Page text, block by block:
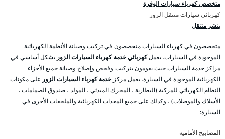
متخصص كهرباء سيارات الوفرة
كهربائي سيارات متنقل الزور
بنشر متنقل
متخصصون في كهرباء السيارات متخصصون في تركيب وصيانة الأنظمة الكهربائية
الموجودة في السيارات. يعملكهربائي خدمة كهرباء السيارات الزور بشكل أساسي في
مراكز خدمة السيارات حيث يقومون بتركيب وفحص وإصلاح وصيانة جميع الأجزاء
الكهربائية الموجودة في السيارة. يعمل مركز خدمة كهرباء السيارات الزور على مكونات
النظام الكهربائي للمركبة (البطارية ، المحرك المبدئي ، المولد ، صندوق الصمامات ،
الأسلاك والموصلات) ، وكذلك على جميع المعدات الكهربائية والملحقات الأخرى في
السيارة:
المصابيح الأمامية